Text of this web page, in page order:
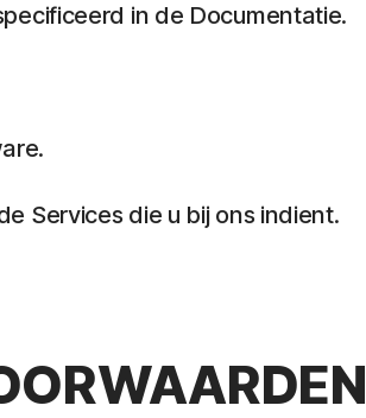
in de Documentatie.
Services die u bij ons indient.